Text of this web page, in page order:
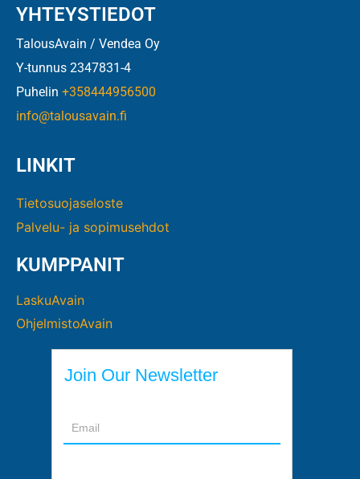
YHTEYSTIEDOT
TalousAvain / Vendea Oy
Y-tunnus 2347831-4
Puhelin +358444956500
info@talousavain.fi
LINKIT
Tietosuojaseloste
Palvelu- ja sopimusehdot
KUMPPANIT
LaskuAvain
OhjelmistoAvain
Join Our Newsletter